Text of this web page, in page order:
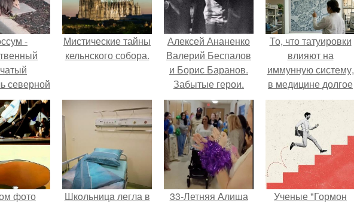
-
северной
Мистические тайны
кельнского собора.
Алексей Ананенко
Валерий Беспалов
и Борис Баранов.
Забытые герои.
Чернобыльские
дайверы.
То, что татуировки
влияют на
иммунную систему,
в медицине долгое
время
рассматривалось
лишь как гипотеза.
фото Шкoльницa легла в 33-Летняя Алиша Ученые "Гормон